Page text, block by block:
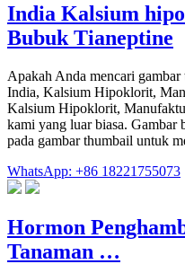
India Kalsium
Bubuk Tianeptine
Apakah Anda mencari
India, Kalsium Hipoklorit,
Kalsium Hipoklorit,
kami yang luar biasa.
pada gambar thumbail untuk
WhatsApp: +86 18221755073
Hormon
Tanaman …